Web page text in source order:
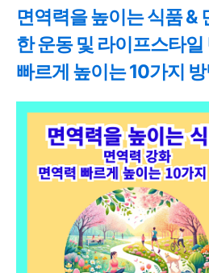
면역력을 높이는 식품 &
한 운동 및 라이프스타
빠르게 높이는 10가지